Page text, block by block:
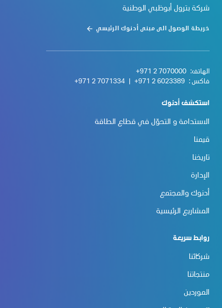
شركة بترول أبوظبي الوطنية
خريطة الوصول الى مبنى أدنوك الرئيسي
الهاتف: +971 2 7070000
فاكس : +971 2 6023389
+971 2 7071334
استكشف أدنوك
الاستدامة و التحوّل في قطاع الطاقة
قيمنا
تاريخنا
الإدارة
أدنوك والمجتمع
المشاريع الرئيسية
روابط سريعة
شركائنا
منتجاتنا
الموردين